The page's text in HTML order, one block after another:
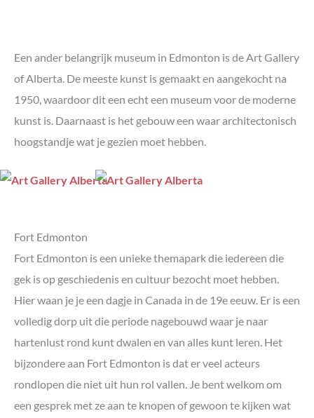
Een ander belangrijk museum in Edmonton is de Art Gallery
of Alberta. De meeste kunst is gemaakt en aangekocht na
1950, waardoor dit een echt een museum voor de moderne
kunst is. Daarnaast is het gebouw een waar architectonisch
hoogstandje wat je gezien moet hebben.
Fort Edmonton
Fort Edmonton is een unieke themapark die iedereen die
gek is op geschiedenis en cultuur bezocht moet hebben.
Hier waan je je een dagje in Canada in de 19e eeuw. Er is een
volledig dorp uit die periode nagebouwd waar je naar
hartenlust rond kunt dwalen en van alles kunt leren. Het
bijzondere aan Fort Edmonton is dat er veel acteurs
rondlopen die niet uit hun rol vallen. Je bent welkom om
een gesprek met ze aan te knopen of gewoon te kijken wat